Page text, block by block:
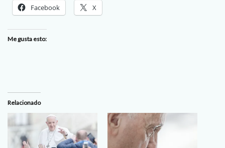
Facebook X
Me gusta esto:
Relacionado